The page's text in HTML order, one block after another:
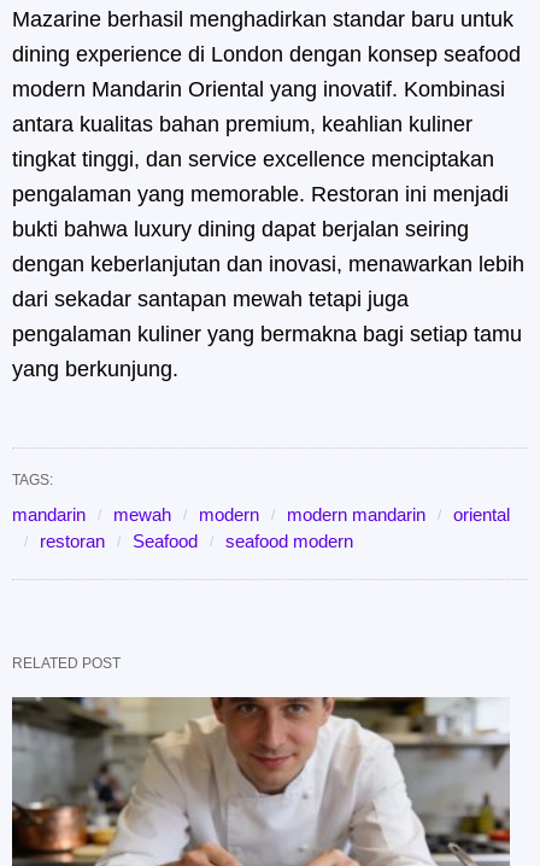
Mazarine berhasil menghadirkan standar baru untuk
dining experience di London dengan konsep seafood
modern Mandarin Oriental yang inovatif. Kombinasi
antara kualitas bahan premium, keahlian kuliner
tingkat tinggi, dan service excellence menciptakan
pengalaman yang memorable. Restoran ini menjadi
bukti bahwa luxury dining dapat berjalan seiring
dengan keberlanjutan dan inovasi, menawarkan lebih
dari sekadar santapan mewah tetapi juga
pengalaman kuliner yang bermakna bagi setiap tamu
yang berkunjung.
TAGS:
mandarin mewah modern modern mandarin
oriental
restoran
Seafood seafood modern
RELATED POST